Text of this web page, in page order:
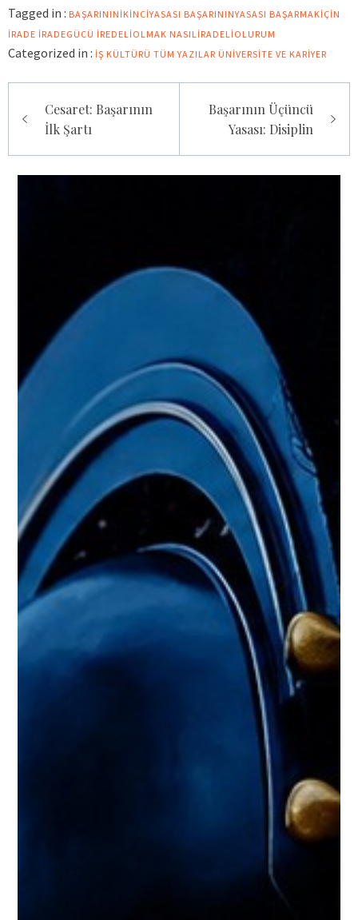
Tagged in : BAŞARININIKINCIYASASI BAŞARININYASASI BAŞARMAKIÇIN
IRADE IRADEGÜCÜ IREDELIOLMAK NASILIRADELIOLURUM
Categorized in : İŞ KÜLTÜRÜ TÜM YAZILAR ÜNIVERSITE VE KARIYER
gezinmesi
Cesaret: Başarının
İlk Şartı
Başarının Üçüncü
Yasası: Disiplin